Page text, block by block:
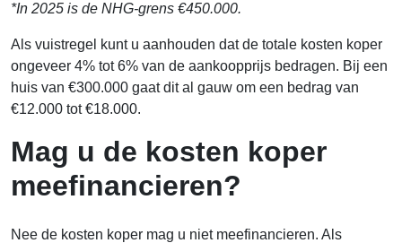
*In 2025 is de NHG-grens €450.000.
Als vuistregel kunt u aanhouden dat de totale kosten koper
ongeveer 4% tot 6% van de aankoopprijs bedragen. Bij een
huis van €300.000 gaat dit al gauw om een bedrag van
€12.000 tot €18.000.
Mag u de kosten koper
meefinancieren?
Nee de kosten koper mag u niet meefinancieren. Als